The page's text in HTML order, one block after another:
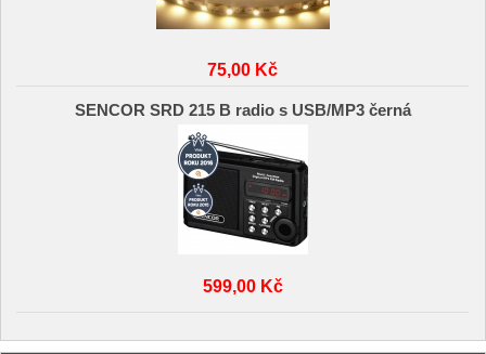
75,00 Kč
SENCOR SRD 215 B radio s USB/MP3 černá
599,00 Kč